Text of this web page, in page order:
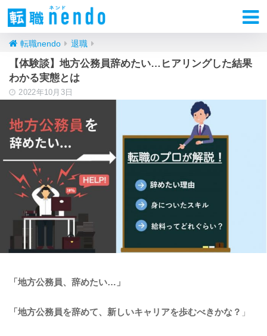
転職nendo 退職
【体験談】地方公務員辞めたい…ヒアリングした結果
わかる実態とは
2022年10月3日
「地方公務員、辞めたい…」
「地方公務員を辞めて、新しいキャリアを歩むべきかな？ 」